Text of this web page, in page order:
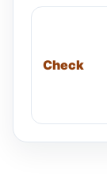
Check